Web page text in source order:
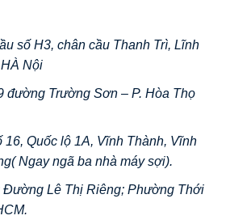
số H3, chân cầu Thanh Trì, Lĩnh
Nội
đường Trường Sơn – P. Hòa Thọ
16, Quốc lộ 1A, Vĩnh Thành, Vĩnh
Ngay ngã ba nhà máy sợi).
Đường Lê Thị Riêng; Phường Thới